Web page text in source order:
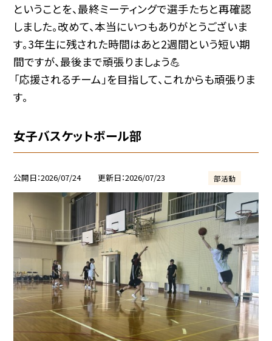
ということを、最終ミーティングで選手たちと再確認
しました。改めて、本当にいつもありがとうございま
す。3年生に残された時間はあと2週間という短い期
間ですが、最後まで頑張りましょう💪
「応援されるチーム」を目指して、これからも頑張りま
す。
女子バスケットボール部
公開日 2026/07/24 更新日 2026/07/23 部活動